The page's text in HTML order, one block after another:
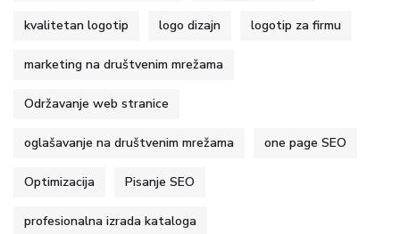
kvalitetan logotip logo dizajn logotip za firmu
marketing na društvenim mrežama
Održavanje web stranice
oglašavanje na društvenim mrežama one page SEO
Optimizacija Pisanje SEO
profesionalna izrada kataloga